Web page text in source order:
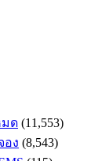
มด (11,553)
อง (8,543)